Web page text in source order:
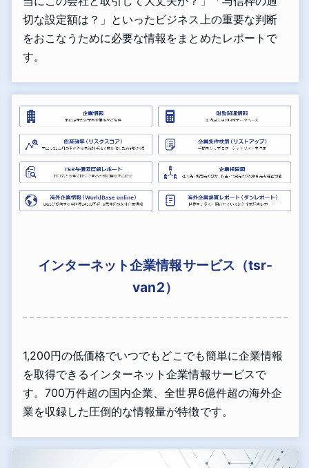
切な設定額は？」といったビジネス上の重要な判断
をおこなうために必要な情報をまとめたレポートで
す。
インターネット企業情報サービス（tsr-
van2）
1,200円の低価格でいつでもどこでも簡単に企業情報
を取得できるインターネット企業情報サービスで
す。700万件超の国内企業、全世界6億件超の海外企
業を収録した圧倒的な情報量が特徴です。